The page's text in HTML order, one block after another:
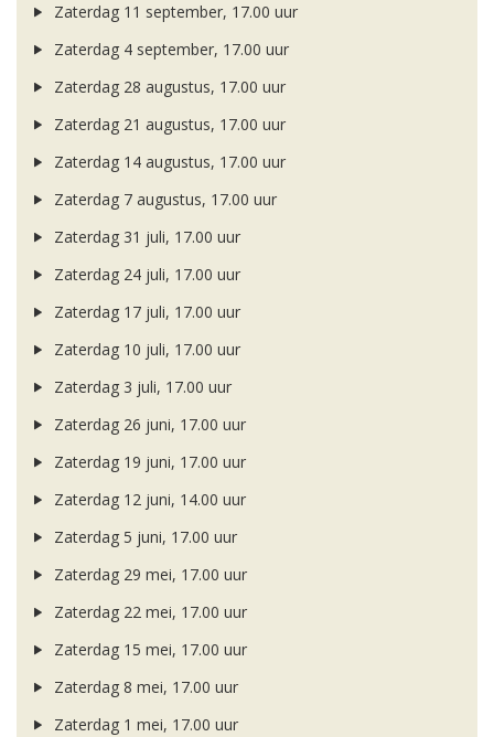
Zaterdag 11 september, 17.00 uur
Zaterdag 4 september, 17.00 uur
Zaterdag 28 augustus, 17.00 uur
Zaterdag 21 augustus, 17.00 uur
Zaterdag 14 augustus, 17.00 uur
Zaterdag 7 augustus, 17.00 uur
Zaterdag 31 juli, 17.00 uur
Zaterdag 24 juli, 17.00 uur
Zaterdag 17 juli, 17.00 uur
Zaterdag 10 juli, 17.00 uur
Zaterdag 3 juli, 17.00 uur
Zaterdag 26 juni, 17.00 uur
Zaterdag 19 juni, 17.00 uur
Zaterdag 12 juni, 14.00 uur
Zaterdag 5 juni, 17.00 uur
Zaterdag 29 mei, 17.00 uur
Zaterdag 22 mei, 17.00 uur
Zaterdag 15 mei, 17.00 uur
Zaterdag 8 mei, 17.00 uur
Zaterdag 1 mei, 17.00 uur